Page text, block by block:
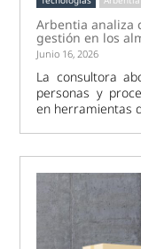
Arbentia analiza
gestión en los
Junio 16, 2026
La consultora
personas y
en herramientas